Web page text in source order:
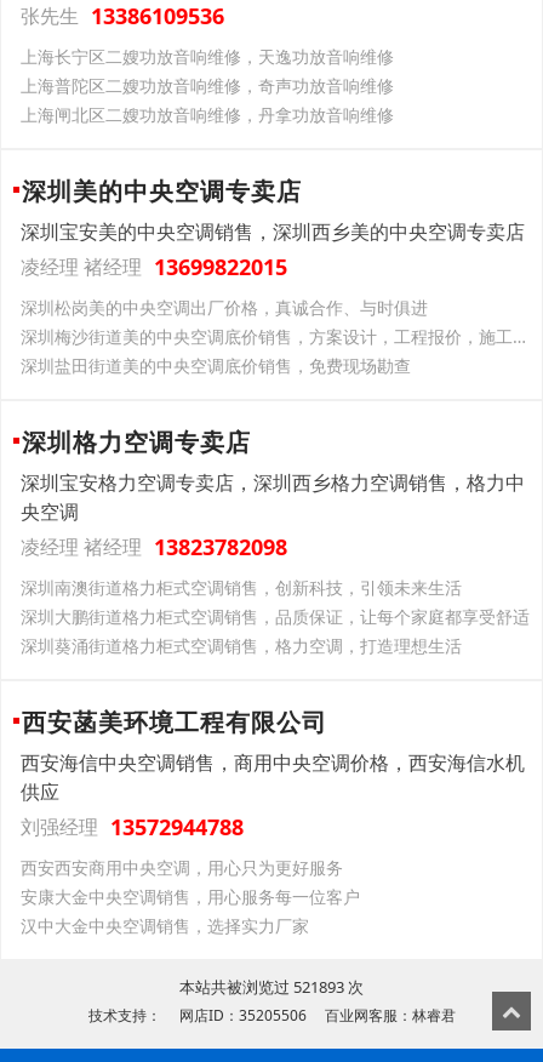
张先生 13386109536
上海长宁区二嫂功放音响维修，天逸功放音响维修
上海普陀区二嫂功放音响维修，奇声功放音响维修
上海闸北区二嫂功放音响维修，丹拿功放音响维修
深圳美的中央空调专卖店
深圳宝安美的中央空调销售，深圳西乡美的中央空调专卖店
凌经理 褚经理 13699822015
深圳松岗美的中央空调出厂价格，真诚合作、与时俱进
深圳梅沙街道美的中央空调底价销售，方案设计，工程报价，施工，售后服务
深圳盐田街道美的中央空调底价销售，免费现场勘查
深圳格力空调专卖店
深圳宝安格力空调专卖店，深圳西乡格力空调销售，格力中
央空调
凌经理 褚经理 13823782098
深圳南澳街道格力柜式空调销售，创新科技，引领未来生活
深圳大鹏街道格力柜式空调销售，品质保证，让每个家庭都享受舒适
深圳葵涌街道格力柜式空调销售，格力空调，打造理想生活
西安菡美环境工程有限公司
西安海信中央空调销售，商用中央空调价格，西安海信水机
供应
刘强经理 13572944788
西安西安商用中央空调，用心只为更好服务
安康大金中央空调销售，用心服务每一位客户
汉中大金中央空调销售，选择实力厂家
本站共被浏览过 521893 次
技术支持： 网店ID：35205506 百业网客服：林睿君